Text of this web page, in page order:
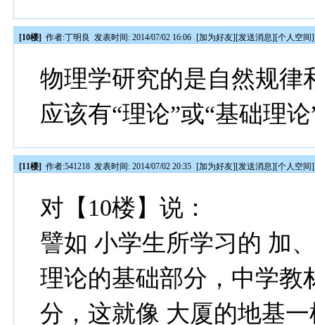
[10楼] 作者:丁明良 发表时间: 2014/07/02 16:06 [加为好友][发送消息][个人空间]
物理学研究的是自然规律
应该有“理论”或“基础理
[11楼] 作者:541218 发表时间: 2014/07/02 20:35 [加为好友][发送消息][个人空间]
对【10楼】说：
譬如 小学生所学习的 加
理论的基础部分，中学教
分，这就像 大厦的地基一